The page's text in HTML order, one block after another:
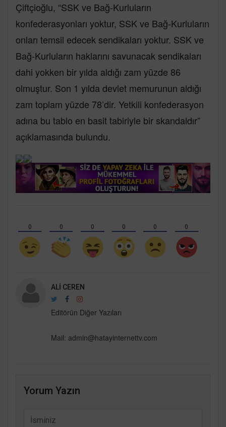
Çiftçioğlu, “SSK ve Bağ-Kurluların
konfederasyonları yoktur, SSK ve Bağ-Kurluların
onları temsil edecek sendikaları yoktur. SSK ve
Bağ-Kurluların haklarını savunacak sendikaları
dahi yokken bir yılda aldığı zam yüzde 86
olmuştur. Son 1 yılda devlet memurunun aldığı
zam toplam yüzde 78’dir. Yetkili konfederasyon
adına bu tablo en basit tabiriyle bir skandaldır”
açıklamasında bulundu.
0 0 0 0 0 0
ALI CEREN
Editörün Diğer Yazıları
Mail: admin@hatayinternettv.com
Yorum Yazın